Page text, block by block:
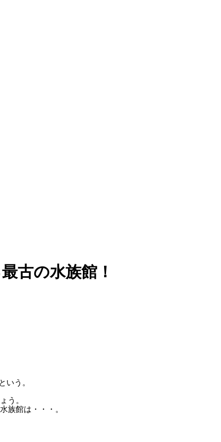
古の水族館！
いう。
う。
族館は・・・。